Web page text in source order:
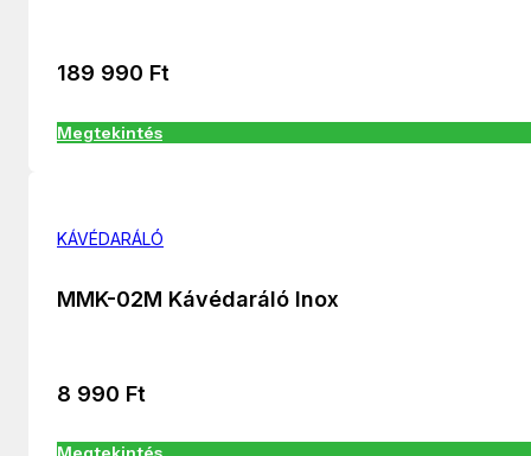
189 990 Ft
Megtekintés
KÁVÉDARÁLÓ
MMK-02M Kávédaráló Inox
8 990 Ft